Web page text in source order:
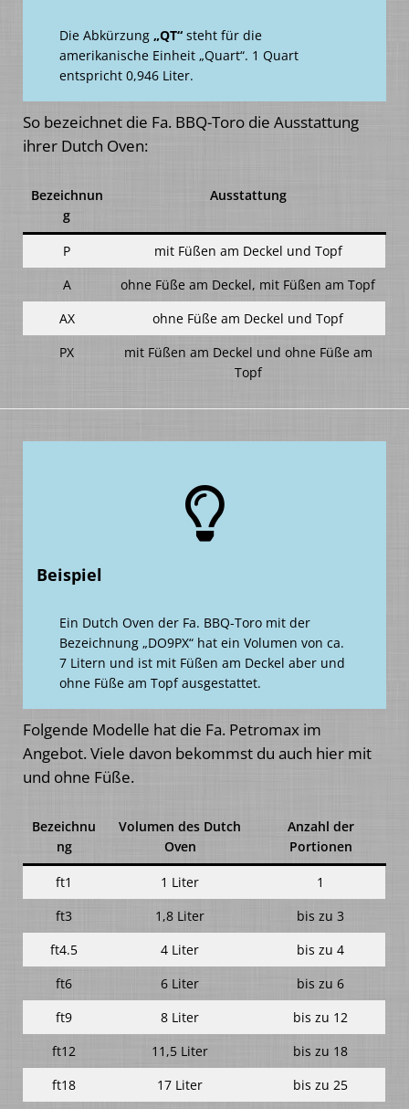
Die Abkürzung „QT“ steht für die
amerikanische Einheit „Quart“. 1 Quart
entspricht 0,946 Liter.
So bezeichnet die Fa. BBQ-Toro die Ausstattung
ihrer Dutch Oven:
Bezeichnun
g
Ausstattung
P
mit Füßen am Deckel und Topf
A
ohne Füße am Deckel, mit Füßen am Topf
AX
ohne Füße am Deckel und Topf
PX
mit Füßen am Deckel und ohne Füße am
Topf
Beispiel
Ein Dutch Oven der Fa. BBQ-Toro mit der
Bezeichnung „DO9PX“ hat ein Volumen von ca.
7 Litern und ist mit Füßen am Deckel aber und
ohne Füße am Topf ausgestattet.
Folgende Modelle hat die Fa. Petromax im
Angebot. Viele davon bekommst du auch hier mit
und ohne Füße.
Bezeichnu
ng
Volumen des Dutch
Oven
Anzahl der
Portionen
ft1 1 Liter
1
ft3
1,8 Liter
bis zu 3
ft4.5
4 Liter
bis zu 4
ft6
6 Liter
bis zu 6
ft9
8 Liter
bis zu 12
ft12
11,5 Liter
bis zu 18
ft18
17 Liter bis zu 25